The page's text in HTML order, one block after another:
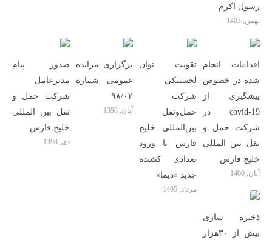
رسول اکرم
بهمن, 1403
صدور پیام
مدیرعامل
شرکت حمل و
نقل بین المللی
خلیج فارس
دی, 1398
برگزاری مزایده
عمومی شماره
۹۸/۰۲
آبان, 1398
تقویت توان
لجستیکی
شرکت
حمل‌ونقل
بین‌المللی خلیج
فارس با ورود
تعدادی کشنده
جدید «دیما»
مرداد, 1405
اقدامات انجام
شده در خصوص
پیشگیری از
covid-19 در
شرکت حمل و
نقل بین المللی
خلیج فارس
آبان, 1400
ذخیره سازی
بیش از ۳۰هزار